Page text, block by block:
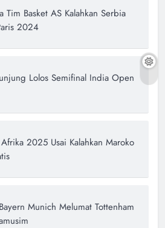
Tim Basket AS Kalahkan Serbia
2024
Lolos Semifinal India Open
2025 Usai Kalahkan Maroko
Munich Melumat Tottenham